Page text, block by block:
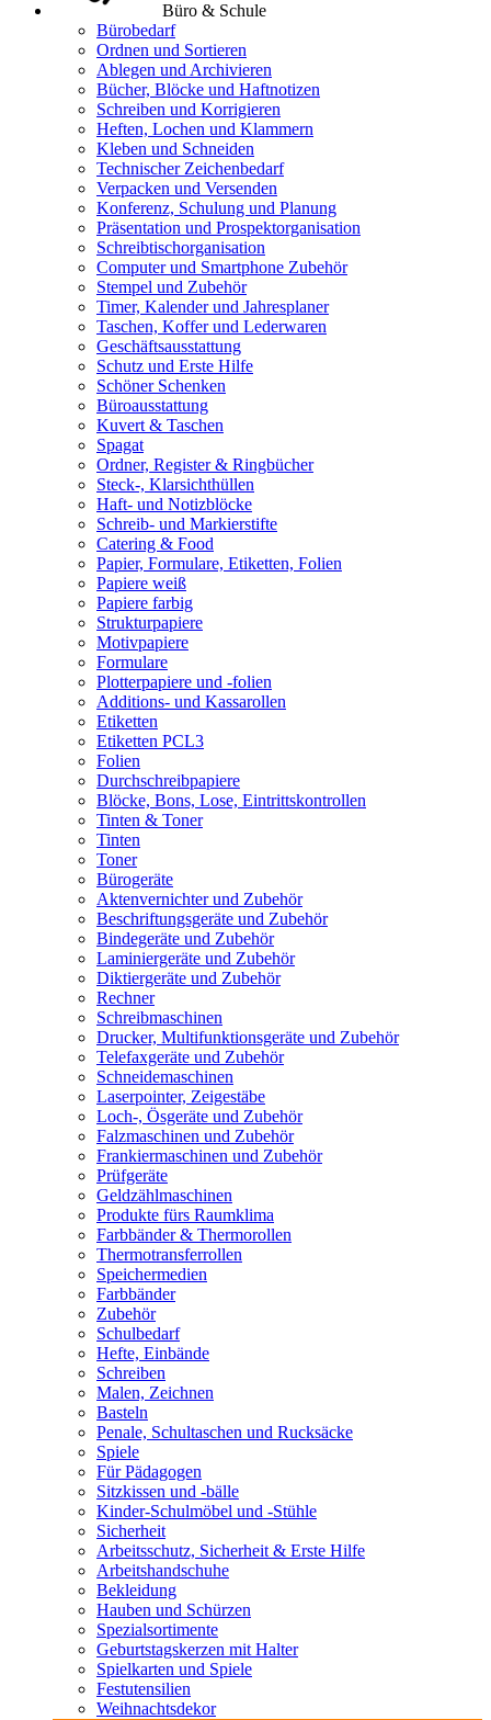
Büro & Schule
Bürobedarf
Ordnen und Sortieren
Ablegen und Archivieren
Bücher, Blöcke und Haftnotizen
Schreiben und Korrigieren
Heften, Lochen und Klammern
Kleben und Schneiden
Technischer Zeichenbedarf
Verpacken und Versenden
Konferenz, Schulung und Planung
Präsentation und Prospektorganisation
Schreibtischorganisation
Computer und Smartphone Zubehör
Stempel und Zubehör
Timer, Kalender und Jahresplaner
Taschen, Koffer und Lederwaren
Geschäftsausstattung
Schutz und Erste Hilfe
Schöner Schenken
Büroausstattung
Kuvert & Taschen
Spagat
Ordner, Register & Ringbücher
Steck-, Klarsichthüllen
Haft- und Notizblöcke
Schreib- und Markierstifte
Catering & Food
Papier, Formulare, Etiketten, Folien
Papiere weiß
Papiere farbig
Strukturpapiere
Motivpapiere
Formulare
Plotterpapiere und -folien
Additions- und Kassarollen
Etiketten
Etiketten PCL3
Folien
Durchschreibpapiere
Blöcke, Bons, Lose, Eintrittskontrollen
Tinten & Toner
Tinten
Toner
Bürogeräte
Aktenvernichter und Zubehör
Beschriftungsgeräte und Zubehör
Bindegeräte und Zubehör
Laminiergeräte und Zubehör
Diktiergeräte und Zubehör
Rechner
Schreibmaschinen
Drucker, Multifunktionsgeräte und Zubehör
Telefaxgeräte und Zubehör
Schneidemaschinen
Laserpointer, Zeigestäbe
Loch-, Ösgeräte und Zubehör
Falzmaschinen und Zubehör
Frankiermaschinen und Zubehör
Prüfgeräte
Geldzählmaschinen
Produkte fürs Raumklima
Farbbänder & Thermorollen
Thermotransferrollen
Speichermedien
Farbbänder
Zubehör
Schulbedarf
Hefte, Einbände
Schreiben
Malen, Zeichnen
Basteln
Penale, Schultaschen und Rucksäcke
Spiele
Für Pädagogen
Sitzkissen und -bälle
Kinder-Schulmöbel und -Stühle
Sicherheit
Arbeitsschutz, Sicherheit & Erste Hilfe
Arbeitshandschuhe
Bekleidung
Hauben und Schürzen
Spezialsortimente
Geburtstagskerzen mit Halter
Spielkarten und Spiele
Festutensilien
Weihnachtsdekor